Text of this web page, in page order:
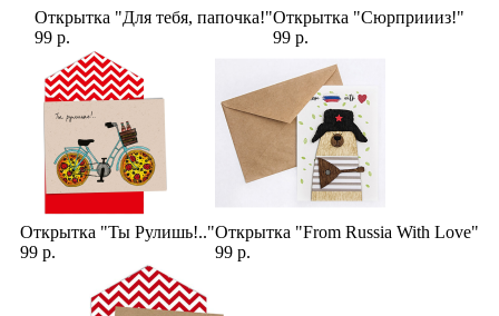
Открытка "Для тебя, папочка!"
99 р.
Открытка "Сюрприииз!"
99 р.
Открытка "Ты Рулишь!.."
99 р.
Открытка "From Russia With Love"
99 р.